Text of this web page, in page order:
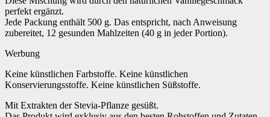
perfekt ergänzt.
Jede Packung enthält 500 g. Das entspricht, nach Anweisung
zubereitet, 12 gesunden Mahlzeiten (40 g in jeder Portion).
Werbung
Keine künstlichen Farbstoffe. Keine künstlichen
Konservierungsstoffe. Keine künstlichen Süßstoffe.
Mit Extrakten der Stevia-Pflanze gesüßt.